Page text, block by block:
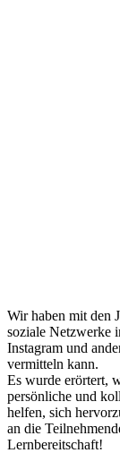
Wir haben mit den
soziale Netzwerke
Instagram und
vermitteln kann.
Es wurde erörtert,
persönliche und
helfen, sich
an die
Lernbereitschaft!